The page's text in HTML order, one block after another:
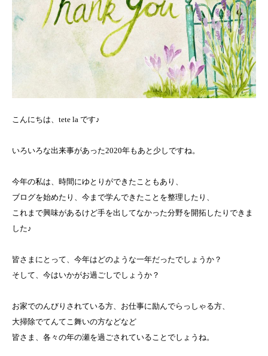
こんにちは、tete la です♪
いろいろな出来事があった2020年もあと少しですね。
今年の私は、時間にゆとりができたこともあり、
ブログを始めたり、今まで学んできたことを整理したり、
これまで興味があるけど手を出してなかった分野を開拓したりできま
した♪
皆さまにとって、今年はどのような一年だったでしょうか？
そして、今はいかがお過ごしでしょうか？
お家でのんびりされている方、お仕事に励んでらっしゃる方、
大掃除でてんてこ舞いの方などなど
皆さま、各々の年の瀬を過ごされていることでしょうね。